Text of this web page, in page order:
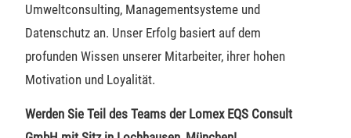
Umweltconsulting, Managementsysteme und
Datenschutz an. Unser Erfolg basiert auf dem
profunden Wissen unserer Mitarbeiter, ihrer hohen
Motivation und Loyalität.
Werden Sie Teil des Teams der Lomex EQS Consult